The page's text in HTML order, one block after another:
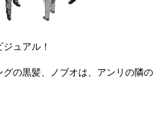
ュアル！
グの黒髪、ノブオは、アンリの隣の